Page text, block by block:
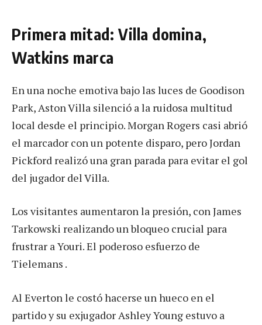
Primera mitad: Villa domina,
Watkins marca
En una noche emotiva bajo las luces de Goodison
Park, Aston Villa silenció a la ruidosa multitud
local desde el principio. Morgan Rogers casi abrió
el marcador con un potente disparo, pero Jordan
Pickford realizó una gran parada para evitar el gol
del jugador del Villa.
Los visitantes aumentaron la presión, con James
Tarkowski realizando un bloqueo crucial para
frustrar a Youri. El poderoso esfuerzo de
Tielemans .
Al Everton le costó hacerse un hueco en el
partido y su exjugador Ashley Young estuvo a